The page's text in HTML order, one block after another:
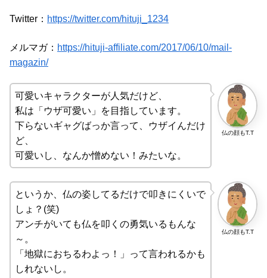
Twitter： https://twitter.com/hituji_1234
メルマガ： https://hituji-affiliate.com/2017/06/10/mail-
magazin/
仏の顔もT.T
可愛いキャラクターが人気だけど、
私は「ウザ可愛い」を目指しています。
下らないギャグばっか言って、ウザイんだけ
ど、
可愛いし、なんか憎めない！みたいな。
仏の顔もT.T
というか、仏の姿してるだけで叩きにくいで
しょ？(笑)
アンチがいても仏を叩くの勇気いるもんな
～。
「地獄におちるわよっ！」って言われるかも
しれないし。